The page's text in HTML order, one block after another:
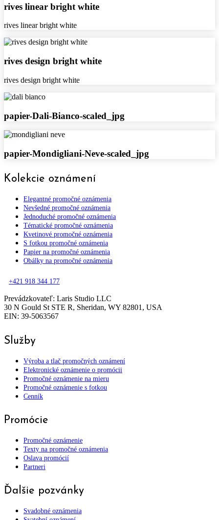
rives
bright
rives linear bright white
rives linear bright white
rives
bright
rives design bright white
rives design bright white
papier-
Dali-
Bianco-
scaled_jpg
papier-Dali-Bianco-scaled_jpg
papier-
Mondigliani-
scaled_jpg
papier-Mondigliani-Neve-scaled_jpg
Kolekcie oznámení
Elegantné promočné oznámenia
Nevšedné promočné oznámenia
Jednoduché promočné oznámenia
Tématické promočné oznámenia
Kvetinové promočné oznámenia
S fotkou promočné oznámenia
Papier na promočné oznámenia
Obálky na promočné oznámenia
+421 918 344 177
Prevádzkovateľ: Laris Studio LLC
30 N Gould St STE R, Sheridan, WY 82801, USA
EIN: 39-5063567
Služby
Výroba a tlač promočných oznámení
Elektronické oznámenie o promócii
Promočné oznámenie na mieru
Promočné oznámenie s fotkou
Cenník
Promócie
Promočné oznámenie
Texty na promočné oznámenia
Oslava promócií
Partneri
Ďalšie pozvánky
Svadobné oznámenia